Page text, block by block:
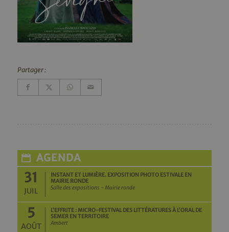
Partager :
AGENDA
31
JUIL
INSTANT ET LUMIÈRE. EXPOSITION PHOTO ESTIVALE EN
MAIRIE RONDE
Salle des expositions - Mairie ronde
5
AOÛT
L’EFFRITE : MICRO-FESTIVAL DES LITTÉRATURES À L’ORAL DE
SEMER EN TERRITOIRE
Ambert